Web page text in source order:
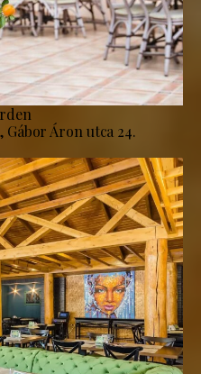
Gábor Áron utca 24.